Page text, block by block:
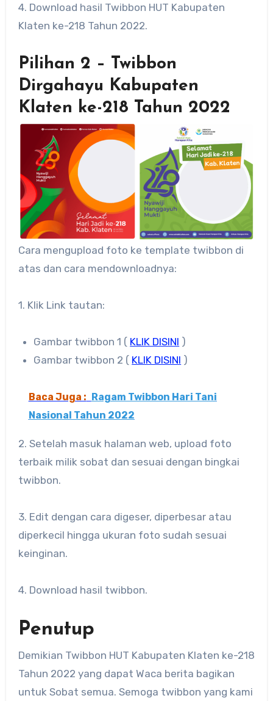
4. Download hasil Twibbon HUT Kabupaten
Klaten ke-218 Tahun 2022.
Pilihan 2 – Twibbon
Dirgahayu Kabupaten
Klaten ke-218 Tahun 2022
Cara mengupload foto ke template twibbon di
atas dan cara mendownloadnya:
1. Klik Link tautan:
Gambar twibbon 1 ( KLIK DISINI )
Gambar twibbon 2 ( KLIK DISINI )
Baca Juga : Ragam Twibbon Hari Tani
Nasional Tahun 2022
2. Setelah masuk halaman web, upload foto
terbaik milik sobat dan sesuai dengan bingkai
twibbon.
3. Edit dengan cara digeser, diperbesar atau
diperkecil hingga ukuran foto sudah sesuai
keinginan.
4. Download hasil twibbon.
Penutup
Demikian Twibbon HUT Kabupaten Klaten ke-218
Tahun 2022 yang dapat Waca berita bagikan
untuk Sobat semua. Semoga twibbon yang kami